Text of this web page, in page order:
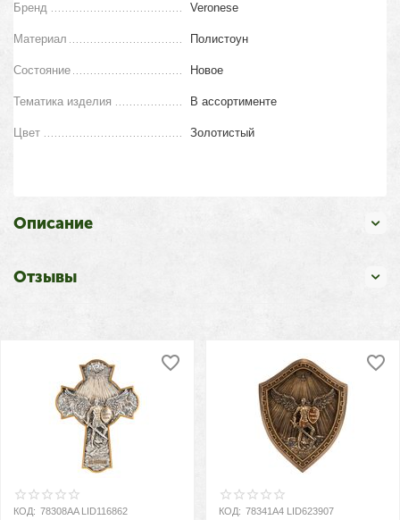
Бренд Veronese
Материал Полистоун
Состояние Новое
Тематика изделия В ассортименте
Цвет Золотистый
Описание
Отзывы
КОД: 78308AA LID116862 КОД: 78341A4 LID623907